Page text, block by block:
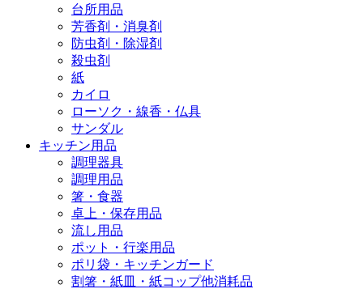
台所用品
芳香剤・消臭剤
防虫剤・除湿剤
殺虫剤
紙
カイロ
ローソク・線香・仏具
サンダル
キッチン用品
調理器具
調理用品
箸・食器
卓上・保存用品
流し用品
ポット・行楽用品
ポリ袋・キッチンガード
割箸・紙皿・紙コップ他消耗品